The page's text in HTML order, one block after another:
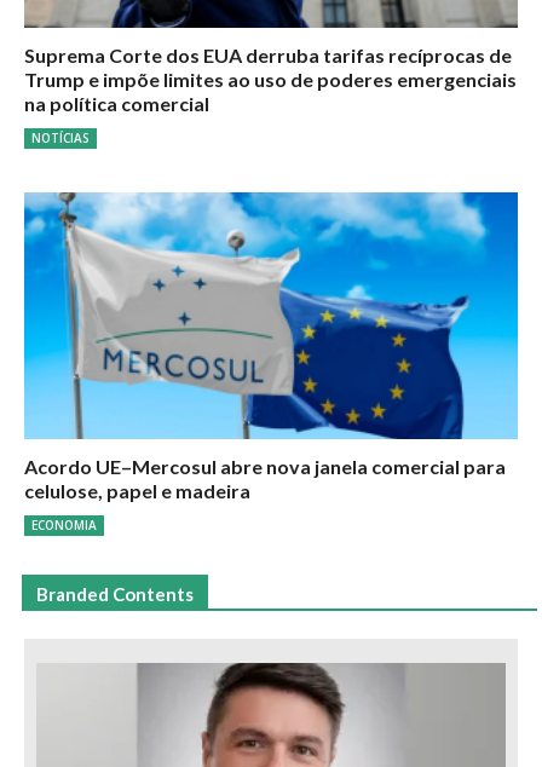
Suprema Corte dos EUA derruba tarifas recíprocas de
Trump e impõe limites ao uso de poderes emergenciais
na política comercial
NOTÍCIAS
Acordo UE–Mercosul abre nova janela comercial para
celulose, papel e madeira
ECONOMIA
Branded Contents